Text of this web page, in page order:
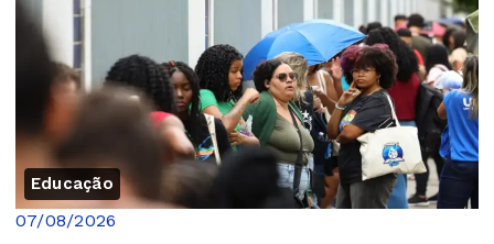
Educação
07/08/2026